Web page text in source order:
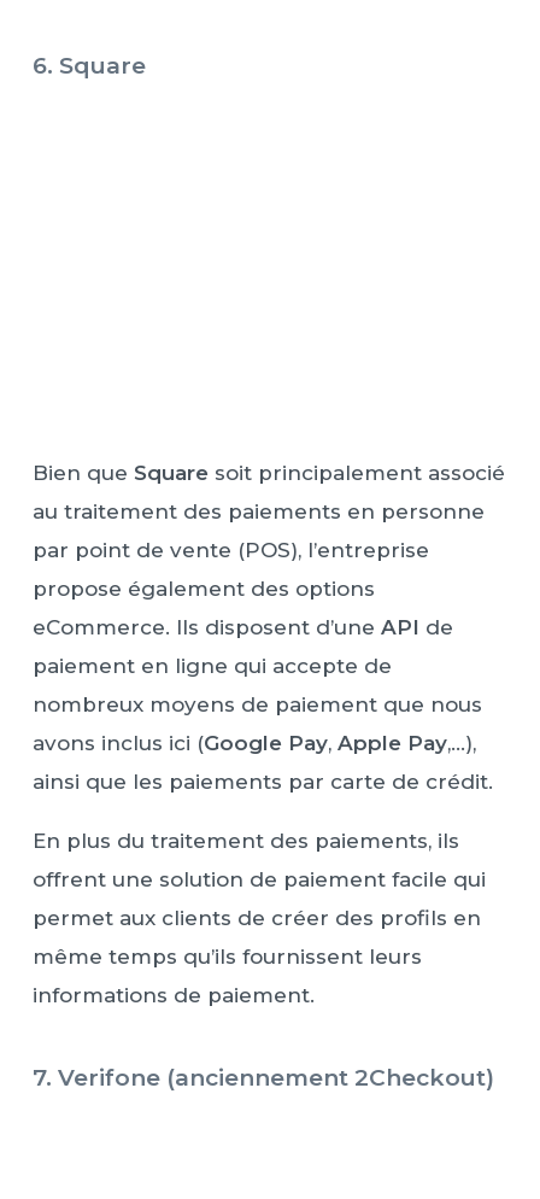
6. Square
Bien que Square soit principalement associé
au traitement des paiements en personne
par point de vente (POS), l’entreprise
propose également des options
eCommerce. Ils disposent d’une API de
paiement en ligne qui accepte de
nombreux moyens de paiement que nous
avons inclus ici (Google Pay, Apple Pay,…),
ainsi que les paiements par carte de crédit.
En plus du traitement des paiements, ils
offrent une solution de paiement facile qui
permet aux clients de créer des profils en
même temps qu’ils fournissent leurs
informations de paiement.
7. Verifone (anciennement 2Checkout)